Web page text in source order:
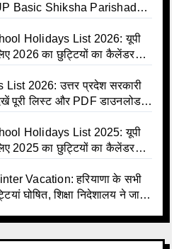
Basic Shiksha Parishad
Talika UP 2026 | UP Basic
Talika 2026 | UP
Holidays List 2026: यूपी
2026 का छुट्टियों का कैलेंडर
Avkash Talika 2026 | UP
avkash suchi | UP
School Holidays
2026: उत्तर प्रदेश सरकारी
पूरी लिस्ट और PDF डाउनलोड
Talika | Up Holidays List |
Holidays List 2025: यूपी
2025 का छुट्टियों का कैलेंडर
Avkash Talika 2025 | UP
avkash suchi | UP
School Holidays
Vacation: हरियाणा के सभी
घोषित, शिक्षा निदेशालय ने जारी